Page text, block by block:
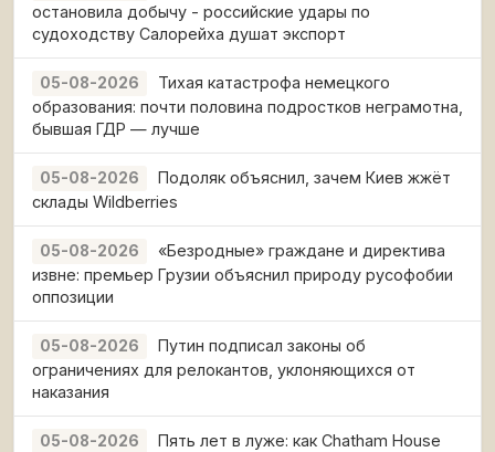
остановила добычу - российские удары по
судоходству Салорейха душат экспорт
05-08-2026
Тихая катастрофа немецкого
образования: почти половина подростков неграмотна,
бывшая ГДР — лучше
05-08-2026
Подоляк объяснил, зачем Киев жжёт
склады Wildberries
05-08-2026
«Безродные» граждане и директива
извне: премьер Грузии объяснил природу русофобии
оппозиции
05-08-2026
Путин подписал законы об
ограничениях для релокантов, уклоняющихся от
наказания
05-08-2026
Пять лет в луже: как Chatham House